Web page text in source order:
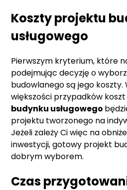
Koszty projektu
usługowego
Pierwszym kryterium, które
podejmując decyzję o
budowlanego są jego koszty.
większości przypadków koszt
budynku usługowego
projektu tworzonego na
Jeżeli zależy Ci więc na
inwestycji, gotowy projekt
dobrym wyborem.
Czas